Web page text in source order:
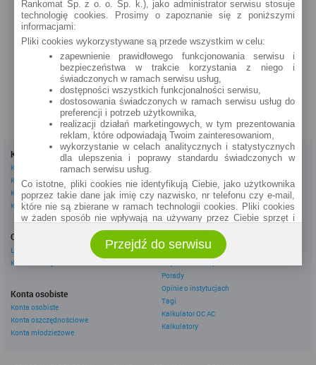
Czersk
J. Ostrowskiego 2
zobacz na mapie »
Kredyty
Kredyty gotówkowe
Kredyty hipoteczne
Kredyty konsolidacyjne
Kredyty na samochód
Oszczędzanie
Lokaty
Konta oszczędnościowe
Konta osobiste
Konta osobiste
Konta oszczędnościowe
Konta młodzieżowe
Dla firm
Konta firmowe
Leasingi
Inne
eBroker Ekstra
Artykuły
Porady
Opinie o instytucjach
Tagi
Kalkulator OC AC
Kalkulatory
Rankomat Sp. z o. o. Sp. k.), jako administrator serwisu stosuje
technologię cookies. Prosimy o zapoznanie się z poniższymi
informacjami:
Pliki cookies wykorzystywane są przede wszystkim w celu:
zapewnienie prawidłowego funkcjonowania serwisu i
bezpieczeństwa w trakcie korzystania z niego i
świadczonych w ramach serwisu usług,
dostępności wszystkich funkcjonalności serwisu,
dostosowania świadczonych w ramach serwisu usług do
preferencji i potrzeb użytkownika,
realizacji działań marketingowych, w tym prezentowania
reklam, które odpowiadają Twoim zainteresowaniom,
wykorzystanie w celach analitycznych i statystycznych
dla ulepszenia i poprawy standardu świadczonych w
ramach serwisu usług.
Co istotne, pliki cookies nie identyfikują Ciebie, jako użytkownika
poprzez takie dane jak imię czy nazwisko, nr telefonu czy e-mail,
które nie są zbierane w ramach technologii cookies. Pliki cookies
w żaden sposób nie wpływają na używany przez Ciebie sprzęt i
Zakres wykorzystywania plików cookies możliwy jest do
określenia w ustawieniach przeglądarki każdego użytkownika. Bez
wprowadzenia zmian ustawień, informacje w plikach cookies mogą
być zapisywane w pamięci Twojego urządzenia.
Administratorem danych pozyskiwanych w technologii cookies jest
spółka Rankomat.pl Sp. z o.o. (dawniej: Rankomat Sp. z o. o. Sp.
k.) z siedzibą w Warszawie, ul. Wolska 88, 01 - 141 Warszawa.
Możesz jako użytkownik w każdym czasie skontaktować się z
administratorem pod adresem bok@ebroker.pl, jak również wyrazić
Przejdź do serwisu